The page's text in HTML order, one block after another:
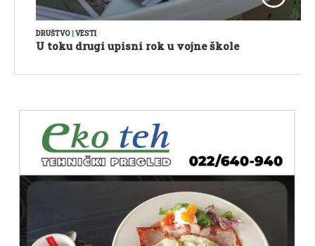
DRUŠTVO|VESTI
U toku drugi upisni rok u vojne škole